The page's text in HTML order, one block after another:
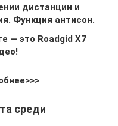
дистанции и
Функция антисон.
— это Roadgid X7
среди